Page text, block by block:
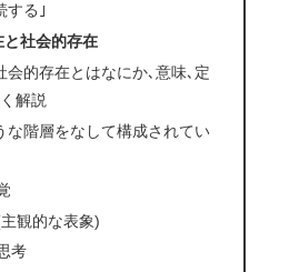
する｣
と社会的存在
会的存在とはなにか､意味､定
解説
な階層をなして構成されてい
観的な表象)
考